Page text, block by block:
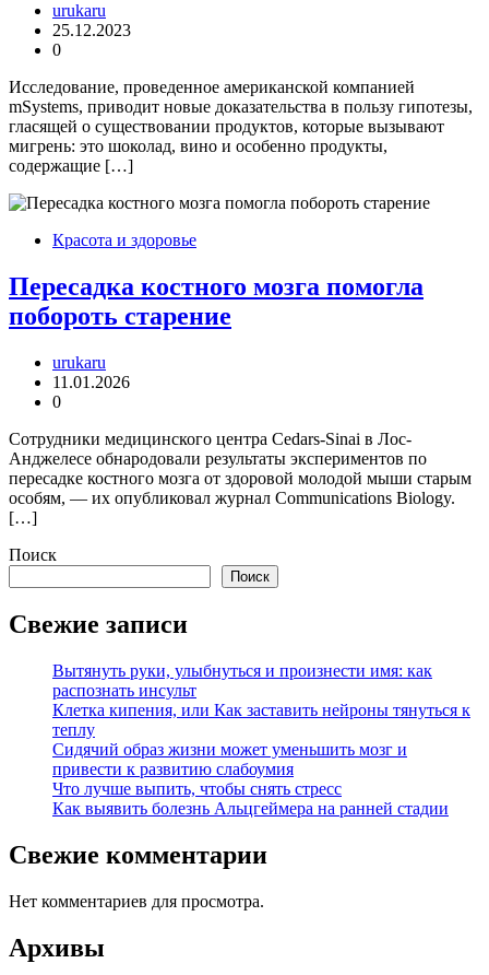
urukaru
25.12.2023
0
Исследование, проведенное американской компанией
mSystems, приводит новые доказательства в пользу гипотезы,
гласящей о существовании продуктов, которые вызывают
мигрень: это шоколад, вино и особенно продукты,
содержащие […]
Красота и здоровье
Пересадка костного мозга помогла
побороть старение
urukaru
11.01.2026
0
Сотрудники медицинского центра Cedars-Sinai в Лос-
Анджелесе обнародовали результаты экспериментов по
пересадке костного мозга от здоровой молодой мыши старым
особям, — их опубликовал журнал Communications Biology.
[…]
Поиск
Поиск
Свежие записи
Вытянуть руки, улыбнуться и произнести имя: как
распознать инсульт
Клетка кипения, или Как заставить нейроны тянуться к
теплу
Сидячий образ жизни может уменьшить мозг и
привести к развитию слабоумия
Что лучше выпить, чтобы снять стресс
Как выявить болезнь Альцгеймера на ранней стадии
Свежие комментарии
Нет комментариев для просмотра.
Архивы